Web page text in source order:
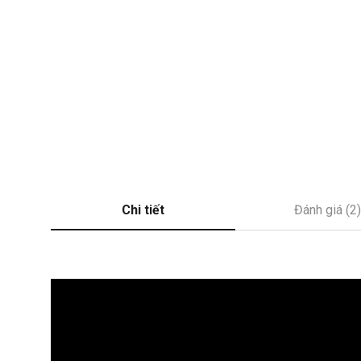
Chi tiết Đánh giá (2)